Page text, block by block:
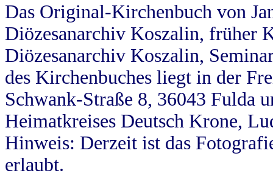
Das Original-Kirchenbuch von
Diözesanarchiv Koszalin, früher
Diözesanarchiv Koszalin,
des Kirchenbuches liegt in der
Schwank-Straße 8, 36043 Fulda
Heimatkreises Deutsch Krone,
Hinweis: Derzeit ist das
erlaubt.